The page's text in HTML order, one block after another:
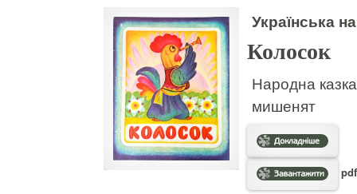
Українська
Колосок
Народна
мишенят